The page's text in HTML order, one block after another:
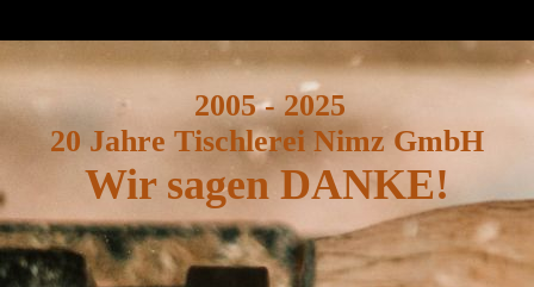
2005 - 2025
20 Jahre Tischlerei Nimz GmbH
Wir sagen DANKE!